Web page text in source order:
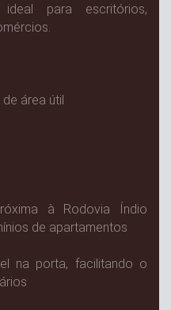
para escritórios,
área útil
à Rodovia Índio
de apartamentos
na porta, facilitando o